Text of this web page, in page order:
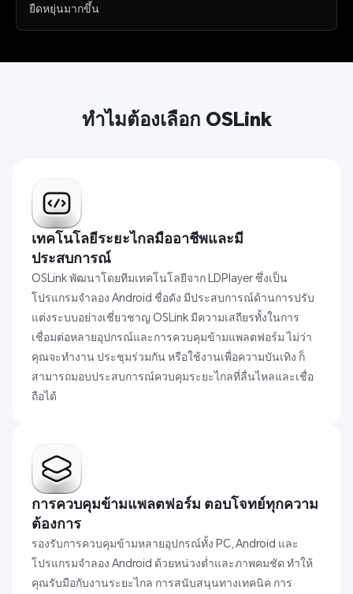
ยืดหยุ่นมากขึ้น
ทำไมต้องเลือก OSLink
เทคโนโลยีระยะไกลมืออาชีพและมี
ประสบการณ์
OSLink พัฒนาโดยทีมเทคโนโลยีจาก LDPlayer ซึ่งเป็น
โปรแกรมจำลอง Android ชื่อดัง มีประสบการณ์ด้านการปรับ
แต่งระบบอย่างเชี่ยวชาญ OSLink มีความเสถียรทั้งในการ
เชื่อมต่อหลายอุปกรณ์และการควบคุมข้ามแพลตฟอร์ม ไม่ว่า
คุณจะทำงาน ประชุมร่วมกัน หรือใช้งานเพื่อความบันเทิง ก็
สามารถมอบประสบการณ์ควบคุมระยะไกลที่ลื่นไหลและเชื่อ
ถือได้
การควบคุมข้ามแพลตฟอร์ม ตอบโจทย์ทุกความ
ต้องการ
รองรับการควบคุมข้ามหลายอุปกรณ์ทั้ง PC, Android และ
โปรแกรมจำลอง Android ด้วยหน่วงต่ำและภาพคมชัด ทำให้
คุณรับมือกับงานระยะไกล การสนับสนุนทางเทคนิค การ